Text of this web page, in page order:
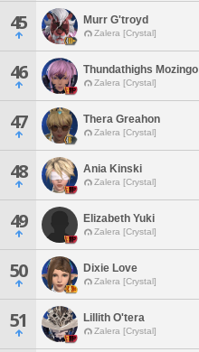
45 Murr G'troyd
Zalera [Crystal]
46 Thundathighs Mozingo
Zalera [Crystal]
47 Thera Greahon
Zalera [Crystal]
48 Ania Kinski
Zalera [Crystal]
49 Elizabeth Yuki
Zalera [Crystal]
50 Dixie Love
Zalera [Crystal]
51 Lillith O'tera
Zalera [Crystal]